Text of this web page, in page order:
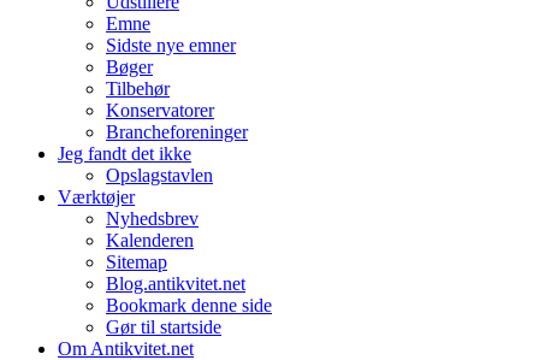
Emne
Sidste nye emner
Bøger
Tilbehør
Konservatorer
Brancheforeninger
Jeg fandt det ikke
Opslagstavlen
Værktøjer
Nyhedsbrev
Kalenderen
Sitemap
Blog.antikvitet.net
Bookmark denne side
Gør til startside
Om Antikvitet.net